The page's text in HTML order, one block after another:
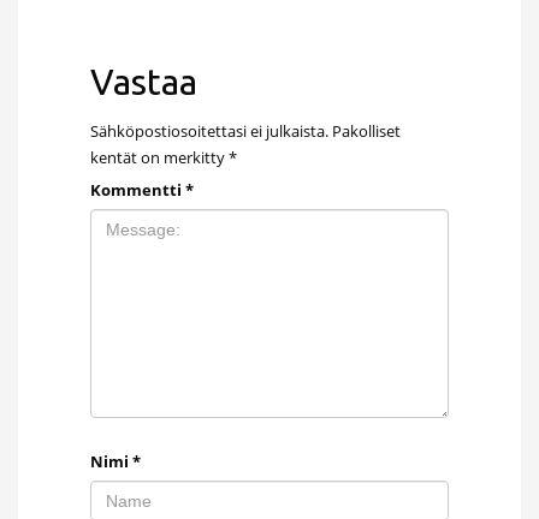
Vastaa
Sähköpostiosoitettasi ei julkaista. Pakolliset
kentät on merkitty*
Kommentti *
Nimi *